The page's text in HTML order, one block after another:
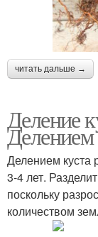
читать дальше →
Деление
Делением
Делением куста
3-4 лет.
поскольку
количеством